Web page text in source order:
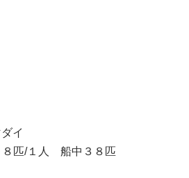
イ
匹/１人 船中３８匹